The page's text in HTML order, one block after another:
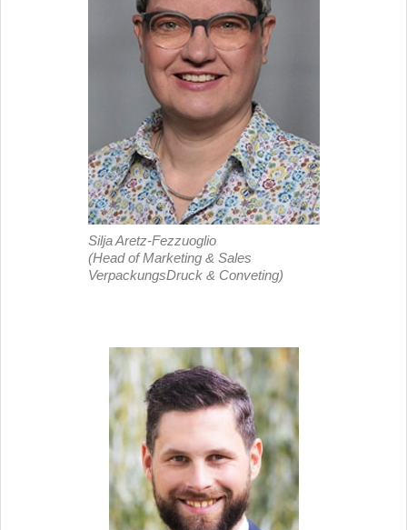
Silja Aretz-Fezzuoglio
(Head of Marketing & Sales
VerpackungsDruck & Conveting)